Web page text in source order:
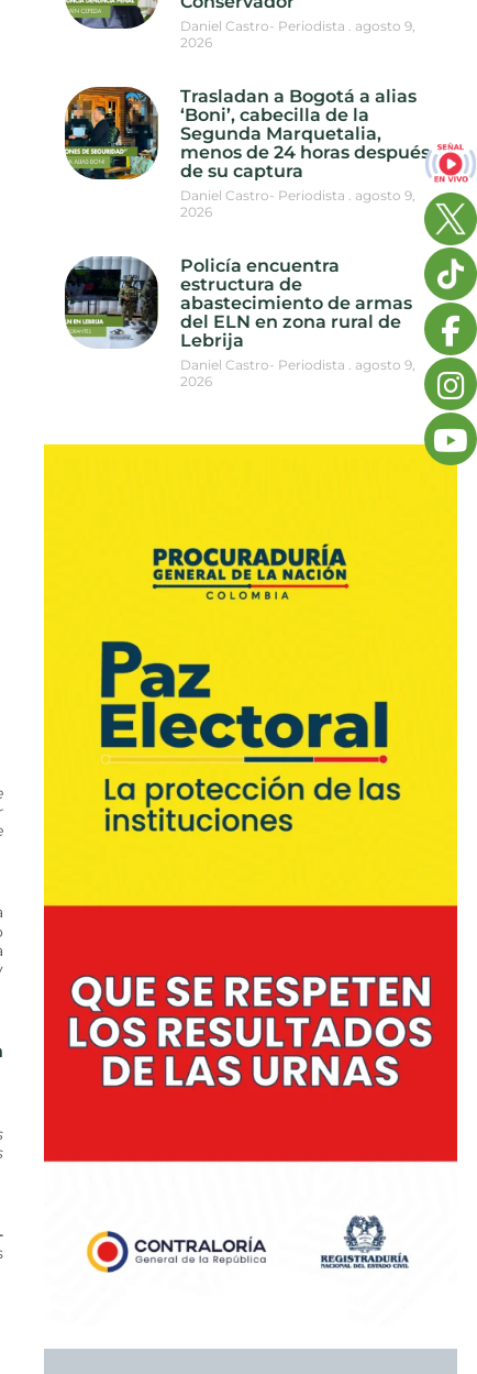
Daniel Castro- Periodista
agosto 9,
2026
Trasladan a Bogotá a alias
‘Boni’, cabecilla de la
Segunda Marquetalia,
menos de 24 horas después
de su captura
Daniel Castro- Periodista
agosto 9,
2026
Policía encuentra
estructura de
abastecimiento de armas
del ELN en zona rural de
Lebrija
Daniel Castro- Periodista
agosto 9,
2026